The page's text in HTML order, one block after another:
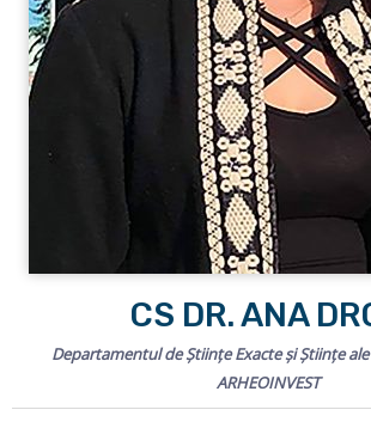
CS DR. ANA
Departamentul de Științe Exacte și Științe
ARHEOINVEST